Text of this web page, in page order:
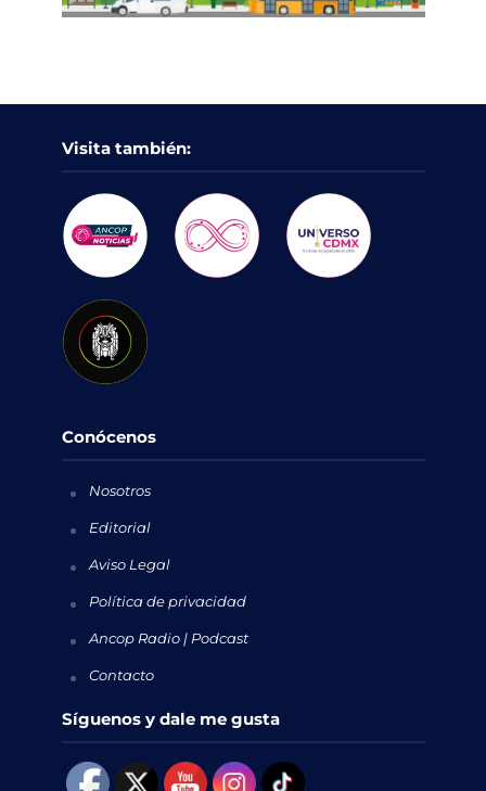
Visita también:
Conócenos
Nosotros
Editorial
Aviso Legal
Política de privacidad
Ancop Radio | Podcast
Contacto
Síguenos y dale me gusta